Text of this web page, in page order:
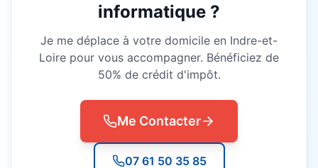
informatique ?
Je me déplace à votre domicile en Indre-et-
Loire pour vous accompagner. Bénéficiez de
50% de crédit d'impôt.
Me Contacter
07 61 50 35 85